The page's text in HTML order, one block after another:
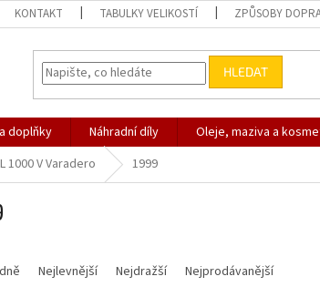
KONTAKT TABULKY VELIKOSTÍ ZPŮSOBY
HLEDAT
doplňky Náhradní díly Oleje, maziva a
1000 V Varadero 1999
Nejlevnější Nejdražší Nejprodávanější